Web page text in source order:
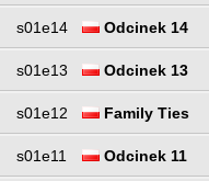
s01e14 Odcinek 14
s01e13 Odcinek 13
s01e12 Family Ties
s01e11 Odcinek 11